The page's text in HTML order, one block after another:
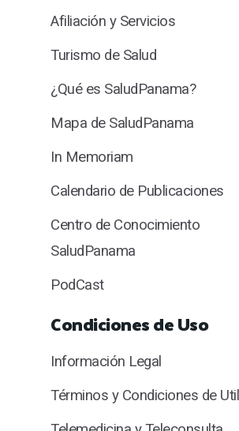
Afiliación y Servicios
Turismo de Salud
¿Qué es SaludPanama?
Mapa de SaludPanama
In Memoriam
Calendario de Publicaciones
Centro de Conocimiento
SaludPanama
PodCast
Condiciones de Uso
Información Legal
Términos y Condiciones de